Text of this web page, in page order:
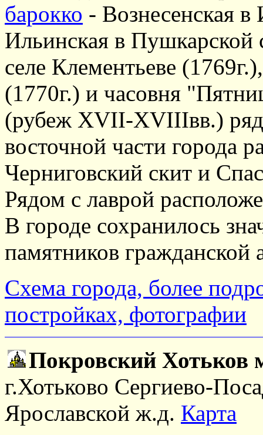
барокко - Вознесенская
Ильинская в Пушкарской
селе Клементьеве
(1770г.) и часовня
(рубеж XVII-XVIIIвв.)
восточной части города
Черниговский скит и
Рядом с лаврой
В городе сохранилось
памятников
Схема города, более
постройках, фотографии
Покровский Хотьков
г.Хотьково Сергиево-
Ярославской ж.д. Карта